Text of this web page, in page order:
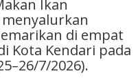
Ikan
menyalurkan
di empat
Kota Kendari pada
7/2026).